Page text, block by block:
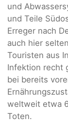
und
und Teile
Erreger nach
auch hier
Touristen aus
Infektion recht
bei bereits
weltweit etwa
Toten.